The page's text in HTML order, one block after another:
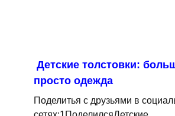
Детские толстовки:
просто одежда
Поделитья с друзьями в